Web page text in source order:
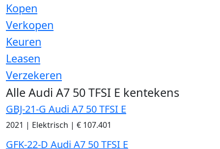
Kopen
Verkopen
Keuren
Leasen
Verzekeren
Alle Audi A7 50 TFSI E kentekens
GBJ-21-G Audi A7 50 TFSI E
2021 | Elektrisch | € 107.401
GFK-22-D Audi A7 50 TFSI E